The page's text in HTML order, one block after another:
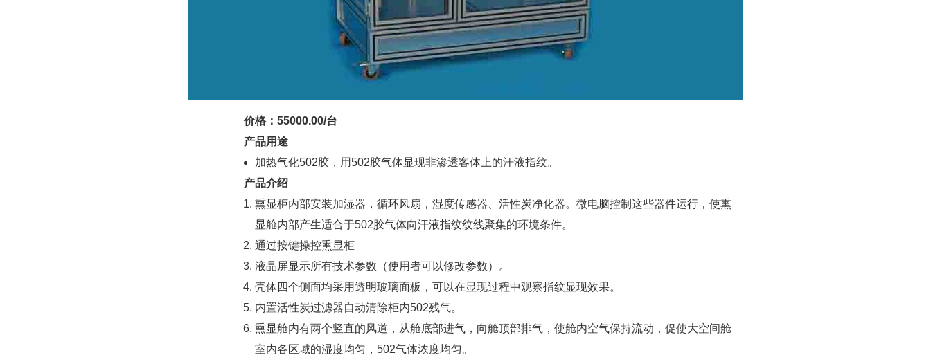
价格：55000.00/台
产品用途
加热气化502胶，用502胶气体显现非渗透客体上的汗液指纹。
产品介绍
熏显柜内部安装加湿器，循环风扇，湿度传感器、活性炭净化器。微电脑控制这些器件运行，使熏
显舱内部产生适合于502胶气体向汗液指纹纹线聚集的环境条件。
通过按键操控熏显柜
液晶屏显示所有技术参数（使用者可以修改参数）。
壳体四个侧面均采用透明玻璃面板，可以在显现过程中观察指纹显现效果。
内置活性炭过滤器自动清除柜内502残气。
熏显舱内有两个竖直的风道，从舱底部进气，向舱顶部排气，使舱内空气保持流动，促使大空间舱
室内各区域的湿度均匀，502气体浓度均匀。